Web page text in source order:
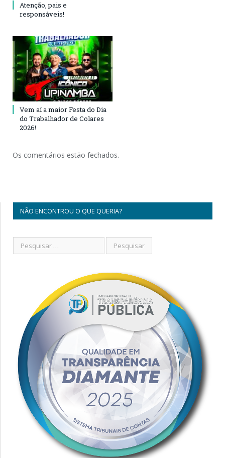
Atenção, pais e
responsáveis!
Vem aí a maior Festa do Dia
do Trabalhador de Colares
2026!
Os comentários estão fechados.
NÃO ENCONTROU O QUE QUERIA?